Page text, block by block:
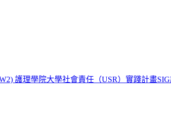
護理學院大學社會責任（USR）實踐計畫